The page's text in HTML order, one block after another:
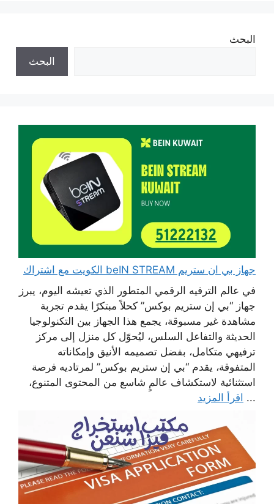
البحث
البحث
جهاز بي ان ستريم beIN STREAM الكويت مع اشتراك
في عالم الترفيه الرقمي المتطور الذي تعيشه اليوم، يبرز
جهاز “بي إن ستريم بوكس” كحلاً مبتكرًا يقدم تجربة
مشاهدة غير مسبوقة، يجمع هذا الجهاز بين التكنولوجيا
الحديثة والتفاعل السلس، ليُحوّل كل منزل إلى مركز
ترفيهي متكامل، بفضل تصميمه الأنيق وإمكاناته
المتفوقة، يقدم “بي إن ستريم بوكس” لمرتاديه فرصة
استثنائية لاستكشاف عالمٍ شاسع من المحتوى المتنوع،
... اقرأ المزيد